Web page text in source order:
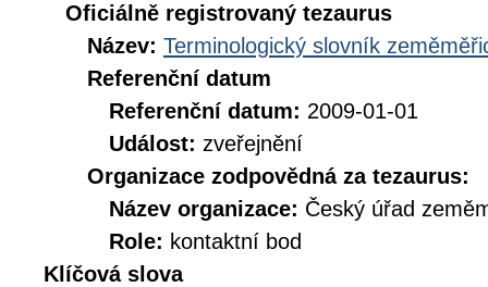
Oficiálně registrovaný tezaurus
Název: Terminologický slovník
Referenční datum
Referenční datum: 2009-01-01
Událost: zveřejnění
Organizace zodpovědná za tezaurus:
Název organizace: Český úřad
Role: kontaktní bod
Klíčová slova